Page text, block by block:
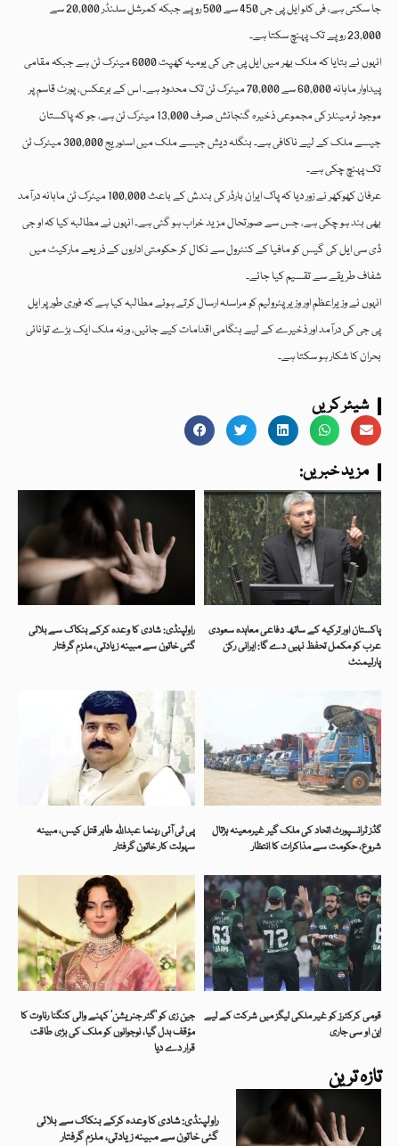
تازہ ترین
راولپنڈی: شادی کا وعدہ کرکے بنکاک سے بلائی
گئی خاتون سے مبینہ زیادتی، ملزم گرفتار
جا سکتی ہے، فی کلو ایل پی جی 450 سے 500 روپے جبکہ کمرشل سلنڈر 20,000 سے
23,000 روپے تک پہنچ سکتا ہے۔
انہوں نے بتایا کہ ملک بھر میں ایل پی جی کی یومیہ کھپت 6000 میٹرک ٹن ہے جبکہ مقامی
پیداوار ماہانہ 60,000 سے 70,000 میٹرک ٹن تک محدود ہے۔ اس کے برعکس، پورٹ قاسم پر
موجود ٹرمینلز کی مجموعی ذخیرہ گنجائش صرف 13,000 میٹرک ٹن ہے، جو کہ پاکستان
جیسے ملک کے لیے ناکافی ہے۔ بنگلہ دیش جیسے ملک میں اسٹوریج 300,000 میٹرک ٹن
تک پہنچ چکی ہے۔
عرفان کھوکھر نے زور دیا کہ پاک ایران بارڈر کی بندش کے باعث 100,000 میٹرک ٹن ماہانہ درآمد
بھی بند ہو چکی ہے، جس سے صورتحال مزید خراب ہو گئی ہے۔ انہوں نے مطالبہ کیا کہ او جی
ڈی سی ایل کی گیس کو مافیا کے کنٹرول سے نکال کر حکومتی اداروں کے ذریعے مارکیٹ میں
شفاف طریقے سے تقسیم کیا جائے۔
انہوں نے وزیراعظم اور وزیر پٹرولیم کو مراسلہ ارسال کرتے ہوئے مطالبہ کیا ہے کہ فوری طور پر ایل
پی جی کی درآمد اور ذخیرے کے لیے ہنگامی اقدامات کیے جائیں، ورنہ ملک ایک بڑے توانائی
بحران کا شکار ہو سکتا ہے۔
شیئر کریں
:مزید خبریں
راولپنڈی: شادی کا وعدہ کرکے بنکاک سے بلائی
گئی خاتون سے مبینہ زیادتی، ملزم گرفتار
پاکستان اور ترکیہ کے ساتھ دفاعی معاہدہ سعودی
عرب کو مکمل تحفظ نہیں دے گا: ایرانی رکن
پارلیمنٹ
پی ٹی آئی رہنما عبداللہ طاہر قتل کیس، مبینہ
سہولت کار خاتون گرفتار
گڈز ٹرانسپورٹ اتحاد کی ملک گیر غیرمعینہ ہڑتال
شروع، حکومت سے مذاکرات کا انتظار
جین زی کو ’گٹر جنریشن‘ کہنے والی کنگنا رناوت کا
مؤقف بدل گیا، نوجوانوں کو ملک کی بڑی طاقت
قرار دے دیا
قومی کرکٹرز کو غیر ملکی لیگز میں شرکت کے لیے
این او سی جاری